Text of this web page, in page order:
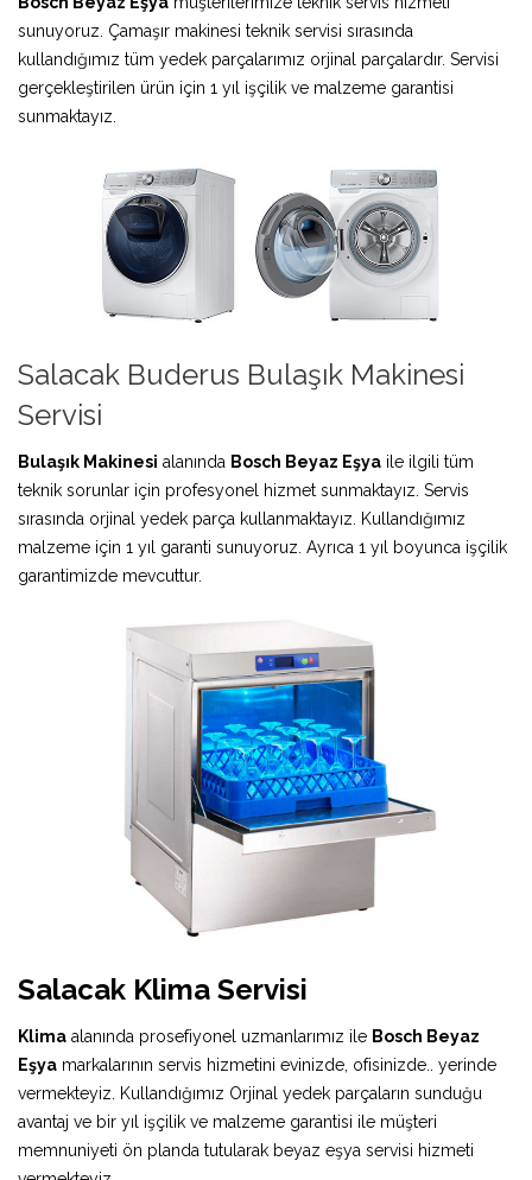
sunuyoruz. Çamaşır makinesi teknik servisi sırasında
kullandığımız tüm yedek parçalarımız orjinal parçalardır. Servisi
gerçekleştirilen ürün için 1 yıl işçilik ve malzeme garantisi
sunmaktayız.
Salacak Buderus Bulaşık Makinesi
Servisi
Bulaşık Makinesi alanında Bosch Beyaz Eşya ile ilgili tüm
teknik sorunlar için profesyonel hizmet sunmaktayız. Servis
sırasında orjinal yedek parça kullanmaktayız. Kullandığımız
malzeme için 1 yıl garanti sunuyoruz. Ayrıca 1 yıl boyunca işçilik
garantimizde mevcuttur.
Salacak Klima Servisi
Klima alanında prosefiyonel uzmanlarımız ile Bosch Beyaz
Eşya markalarının servis hizmetini evinizde, ofisinizde.. yerinde
vermekteyiz. Kullandığımız Orjinal yedek parçaların sunduğu
avantaj ve bir yıl işçilik ve malzeme garantisi ile müşteri
memnuniyeti ön planda tutularak beyaz eşya servisi hizmeti